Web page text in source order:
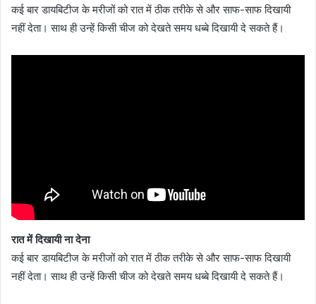
कई बार डायबिटीज के मरीजों को रात में ठीक तरीके से और साफ-साफ दिखायी
नहीं देता। साथ ही उन्हें किसी चीज को देखते समय धब्बे दिखायी दे सकते हैं।
रात में दिखायी ना देना
कई बार डायबिटीज के मरीजों को रात में ठीक तरीके से और साफ-साफ दिखायी
नहीं देता। साथ ही उन्हें किसी चीज को देखते समय धब्बे दिखायी दे सकते हैं।